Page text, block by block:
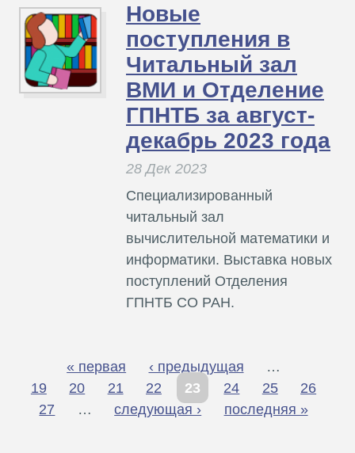
Новые
поступления в
Читальный зал
ВМИ и Отделение
ГПНТБ за август-
декабрь 2023 года
28 Дек 2023
Специализированный
читальный зал
вычислительной математики и
информатики. Выставка новых
поступлений Отделения
ГПНТБ СО РАН.
« первая ‹ предыдущая
…
19
20 21 22 23 24 25
26
27
… следующая › последняя »